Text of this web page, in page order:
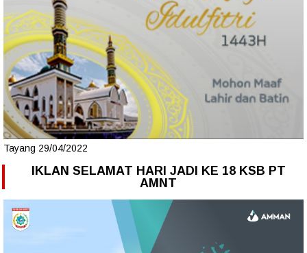
Tayang 29/04/2022
IKLAN SELAMAT HARI JADI KE 18 KSB PT
AMNT